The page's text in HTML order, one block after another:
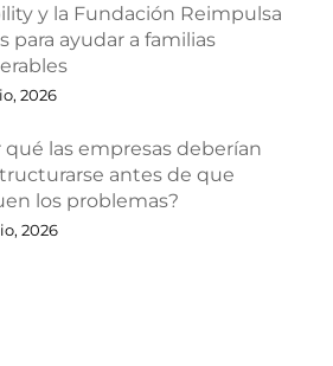
y la Fundación Reimpulsa
para ayudar a familias
2026
qué las empresas deberían
antes de que
los problemas?
2026